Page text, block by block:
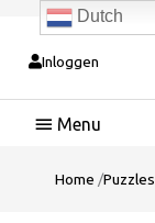
Inloggen
Hoofdmenu
Home /Puzzles
Dutch